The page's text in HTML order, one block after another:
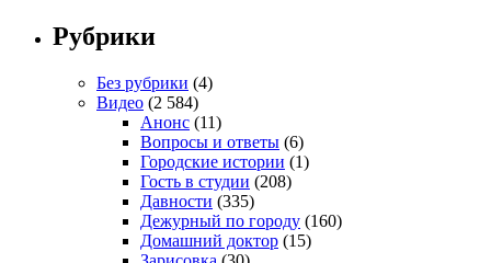
Рубрики
Без рубрики (4)
Видео (2 584)
Анонс (11)
Вопросы и ответы (6)
Городские истории (1)
Гость в студии (208)
Давности (335)
Дежурный по городу (160)
Домашний доктор (15)